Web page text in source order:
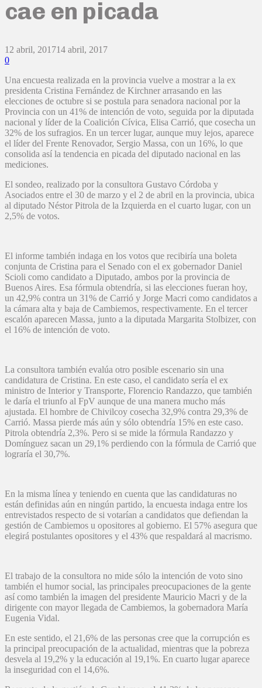
cae en picada
12 abril, 201714 abril, 2017
0
Una encuesta realizada en la provincia vuelve a mostrar a la ex
presidenta Cristina Fernández de Kirchner arrasando en las
elecciones de octubre si se postula para senadora nacional por la
Provincia con un 41% de intención de voto, seguida por la diputada
nacional y líder de la Coalición Cívica, Elisa Carrió, que cosecha un
32% de los sufragios. En un tercer lugar, aunque muy lejos, aparece
el líder del Frente Renovador, Sergio Massa, con un 16%, lo que
consolida así la tendencia en picada del diputado nacional en las
mediciones.
El sondeo, realizado por la consultora Gustavo Córdoba y
Asociados entre el 30 de marzo y el 2 de abril en la provincia, ubica
al diputado Néstor Pitrola de la Izquierda en el cuarto lugar, con un
2,5% de votos.
El informe también indaga en los votos que recibiría una boleta
conjunta de Cristina para el Senado con el ex gobernador Daniel
Scioli como candidato a Diputado, ambos por la provincia de
Buenos Aires. Esa fórmula obtendría, si las elecciones fueran hoy,
un 42,9% contra un 31% de Carrió y Jorge Macri como candidatos a
la cámara alta y baja de Cambiemos, respectivamente. En el tercer
escalón aparecen Massa, junto a la diputada Margarita Stolbizer, con
el 16% de intención de voto.
La consultora también evalúa otro posible escenario sin una
candidatura de Cristina. En este caso, el candidato sería el ex
ministro de Interior y Transporte, Florencio Randazzo, que también
le daría el triunfo al FpV aunque de una manera mucho más
ajustada. El hombre de Chivilcoy cosecha 32,9% contra 29,3% de
Carrió. Massa pierde más aún y sólo obtendría 15% en este caso.
Pitrola obtendría 2,3%. Pero si se mide la fórmula Randazzo y
Domínguez sacan un 29,1% perdiendo con la fórmula de Carrió que
lograría el 30,7%.
En la misma línea y teniendo en cuenta que las candidaturas no
están definidas aún en ningún partido, la encuesta indaga entre los
entrevistados respecto de si votarían a candidatos que defiendan la
gestión de Cambiemos u opositores al gobierno. El 57% asegura que
elegirá postulantes opositores y el 43% que respaldará al macrismo.
El trabajo de la consultora no mide sólo la intención de voto sino
también el humor social, las principales preocupaciones de la gente
así como también la imagen del presidente Mauricio Macri y de la
dirigente con mayor llegada de Cambiemos, la gobernadora María
Eugenia Vidal.
En este sentido, el 21,6% de las personas cree que la corrupción es
la principal preocupación de la actualidad, mientras que la pobreza
desvela al 19,2% y la educación al 19,1%. En cuarto lugar aparece
la inseguridad con el 14,6%.